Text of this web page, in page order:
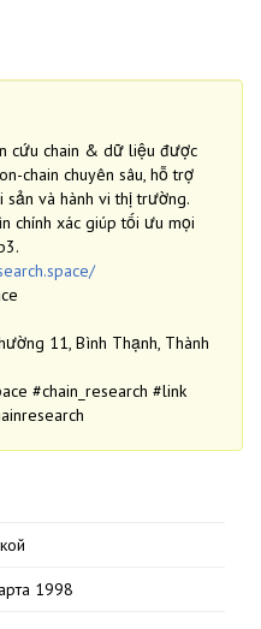
cứu chain & dữ liệu được
chain chuyên sâu, hỗ trợ
và hành vi thị trường.
chính xác giúp tối ưu mọi
11, Bình Thạnh, Thành
#chain_research #link
1998